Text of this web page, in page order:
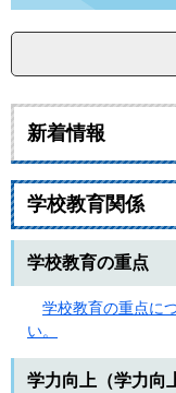
て
本
へ
新着情報
学校教育関係
学校教育の重点
学校教育の重点に
い。
学力向上（学力向